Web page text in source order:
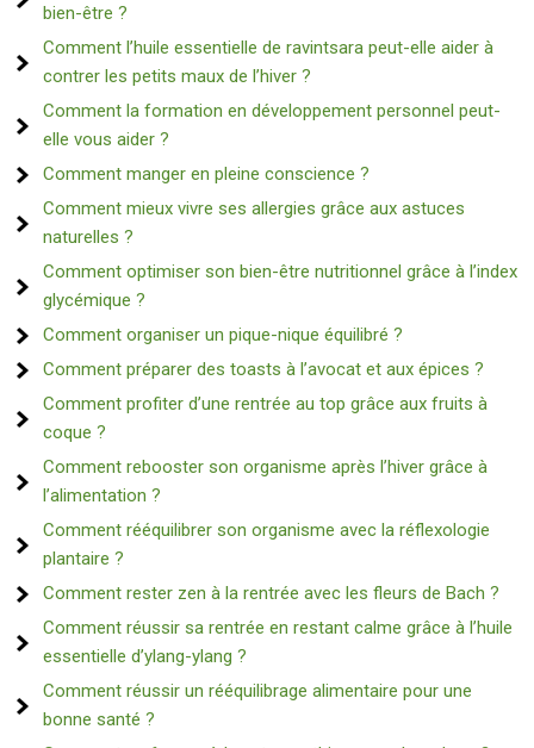
bien-être ?
Comment l’huile essentielle de ravintsara peut-elle aider à
contrer les petits maux de l’hiver ?
Comment la formation en développement personnel peut-
elle vous aider ?
Comment manger en pleine conscience ?
Comment mieux vivre ses allergies grâce aux astuces
naturelles ?
Comment optimiser son bien-être nutritionnel grâce à l’index
glycémique ?
Comment organiser un pique-nique équilibré ?
Comment préparer des toasts à l’avocat et aux épices ?
Comment profiter d’une rentrée au top grâce aux fruits à
coque ?
Comment rebooster son organisme après l’hiver grâce à
l’alimentation ?
Comment rééquilibrer son organisme avec la réflexologie
plantaire ?
Comment rester zen à la rentrée avec les fleurs de Bach ?
Comment réussir sa rentrée en restant calme grâce à l’huile
essentielle d’ylang-ylang ?
Comment réussir un rééquilibrage alimentaire pour une
bonne santé ?